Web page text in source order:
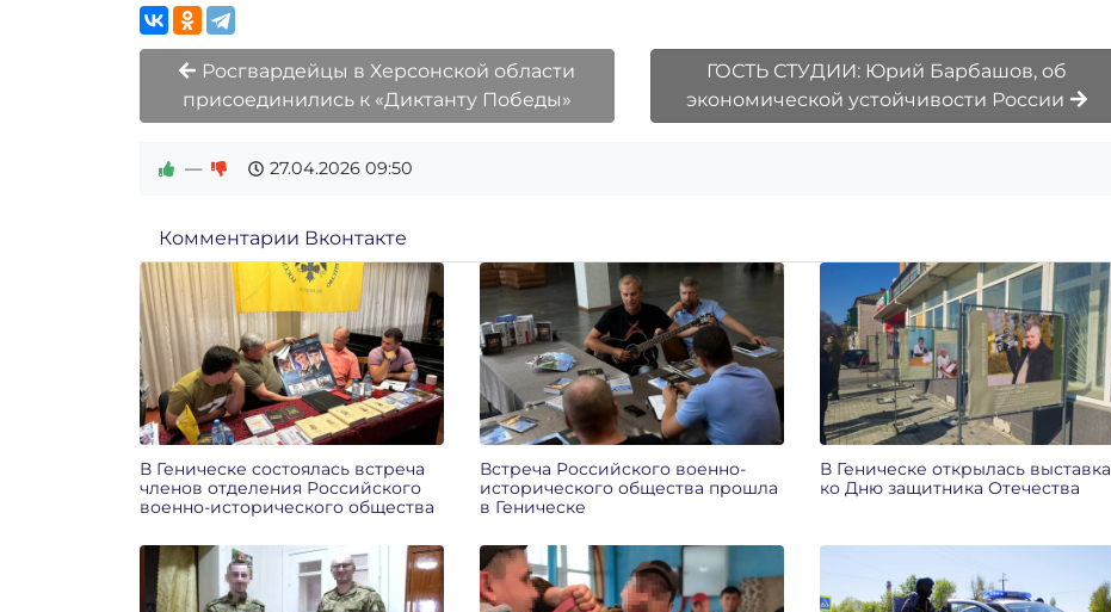
Росгвардейцы в Херсонской области
присоединились к «Диктанту Победы»
ГОСТЬ СТУДИИ: Юрий Барбашов, об
экономической устойчивости России
— 27.04.2026 09:50
Комментарии Вконтакте
В Геническе состоялась встреча
членов отделения Российского
военно-исторического общества
Встреча Российского военно-
исторического общества прошла
в Геническе
В Геническе открылась выставка
ко Дню защитника Отечества